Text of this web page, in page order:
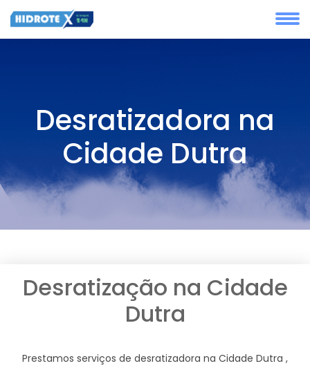
Desratizadora na
Cidade Dutra
Desratização na Cidade
Dutra
Prestamos serviços de desratizadora na Cidade Dutra ,